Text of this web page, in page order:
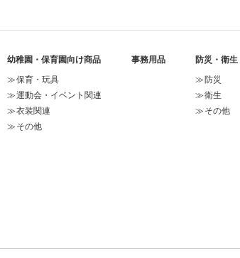
幼稚園・保育園向け商品
保育・玩具
運動会・イベント関連
衣装関連
その他
事務用品
防災・衛生
防災
衛生
その他